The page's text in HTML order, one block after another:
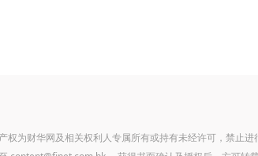
权为财华网及相关权利人专属所有或持有未经许可，禁止进